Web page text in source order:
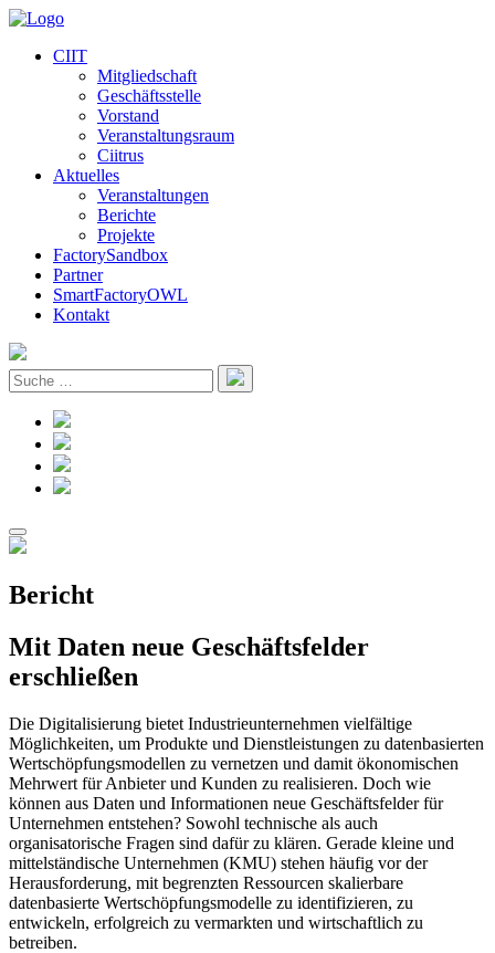
CIIT
Mitgliedschaft
Geschäftsstelle
Vorstand
Veranstaltungsraum
Ciitrus
Aktuelles
Veranstaltungen
Berichte
Projekte
FactorySandbox
Partner
SmartFactoryOWL
Kontakt
Bericht
Mit Daten neue Geschäftsfelder
erschließen
Die Digitalisierung bietet Industrieunternehmen vielfältige
Möglichkeiten, um Produkte und Dienstleistungen zu datenbasierten
Wertschöpfungsmodellen zu vernetzen und damit ökonomischen
Mehrwert für Anbieter und Kunden zu realisieren. Doch wie
können aus Daten und Informationen neue Geschäftsfelder für
Unternehmen entstehen? Sowohl technische als auch
organisatorische Fragen sind dafür zu klären. Gerade kleine und
mittelständische Unternehmen (KMU) stehen häufig vor der
Herausforderung, mit begrenzten Ressourcen skalierbare
datenbasierte Wertschöpfungsmodelle zu identifizieren, zu
entwickeln, erfolgreich zu vermarkten und wirtschaftlich zu
betreiben.